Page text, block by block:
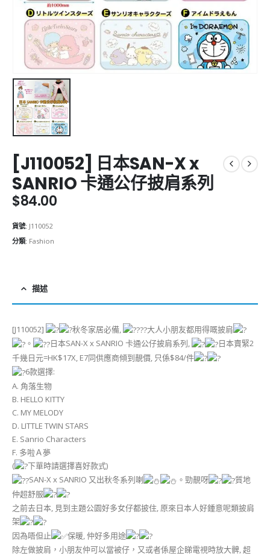
[J110052] 日本SAN-X x
SANRIO 卡通公仔披肩系列
$84.00
貨號: J110052
分類: Fashion
描述
[J110052] 秋冬家居必備,
大人小朋友都用得嘅披肩
。
日本SAN-X x SANRIO 卡通公仔披肩系列,
日本賣緊2
千幾日元=HK$17X, E7同供應商傾到靚價, 只係$84/件
6款選擇:
A. 角落生物
B. HELLO KITTY
C. MY MELODY
D. LITTLE TWIN STARS
E. Sanrio Characters
F. 多啦Ａ夢
(
下單時請選擇喜好款式)
SAN-X x SANRIO 又出秋冬系列喇
。勁靚呀
質地
仲超舒服
之前去日本, 見到主題公園好多女仔都披住, 原來日本人好鍾意呢類披肩
架
因為唔但止
保暖, 仲好多用途
除左做披肩，小朋友仲可以當被仔，又或者係屋企睇電視時放大髀, 超